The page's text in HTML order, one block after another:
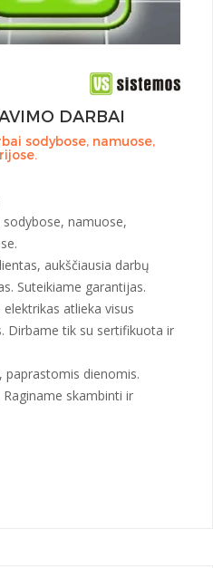
DARBAI
sodybose, namuose,
namuose,
aukščiausia darbų
Suteikiame garantijas.
atlieka visus
Dirbame tik su sertifikuota ir
paprastomis dienomis.
skambinti ir